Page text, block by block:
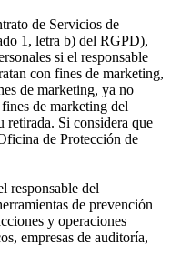
de Servicios de
1, letra b) del RGPD),
si el responsable
con fines de marketing,
de marketing, ya no
de marketing del
retirada. Si considera que
de Protección de
responsable del
de prevención
y operaciones
empresas de auditoría,